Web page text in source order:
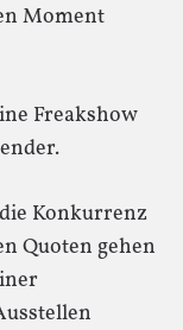
Moment
Freakshow
Konkurrenz
Quoten gehen